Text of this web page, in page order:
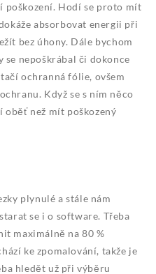
poškození. Hodí se proto mít
absorbovat energii při
bez úhony. Dále bychom
nepoškrábal či dokonce
ochranná fólie, ovšem
Když se s ním něco
oběť než mít poškozený
plynulé a stále nám
se i o software. Třeba
maximálně na 80 %
ke zpomalování, takže je
hledět už při výběru